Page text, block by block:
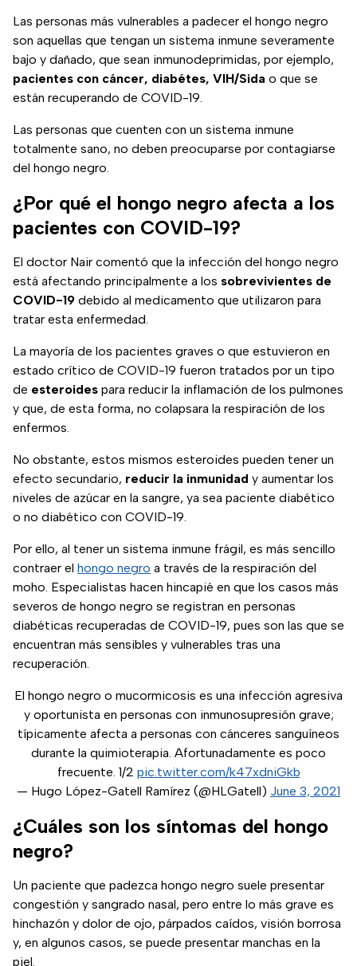
Las personas más vulnerables a padecer el hongo negro
son aquellas que tengan un sistema inmune severamente
bajo y dañado, que sean inmunodeprimidas, por ejemplo,
pacientes con cáncer, diabétes, VIH/Sida o que se
están recuperando de COVID-19.
Las personas que cuenten con un sistema inmune
totalmente sano, no deben preocuparse por contagiarse
del hongo negro.
¿Por qué el hongo negro afecta a los
pacientes con COVID-19?
El doctor Nair comentó que la infección del hongo negro
está afectando principalmente a los sobrevivientes de
COVID-19 debido al medicamento que utilizaron para
tratar esta enfermedad.
La mayoría de los pacientes graves o que estuvieron en
estado crítico de COVID-19 fueron tratados por un tipo
de esteroides para reducir la inflamación de los pulmones
y que, de esta forma, no colapsara la respiración de los
enfermos.
No obstante, estos mismos esteroides pueden tener un
efecto secundario, reducir la inmunidad y aumentar los
niveles de azúcar en la sangre, ya sea paciente diabético
o no diabético con COVID-19.
Por ello, al tener un sistema inmune frágil, es más sencillo
contraer el hongo negro a través de la respiración del
moho. Especialistas hacen hincapié en que los casos más
severos de hongo negro se registran en personas
diabéticas recuperadas de COVID-19, pues son las que se
encuentran más sensibles y vulnerables tras una
recuperación.
El hongo negro o mucormicosis es una infección agresiva
y oportunista en personas con inmunosupresión grave;
típicamente afecta a personas con cánceres sanguíneos
durante la quimioterapia. Afortunadamente es poco
frecuente. 1/2 pic.twitter.com/k47xdniGkb
— Hugo López-Gatell Ramírez (@HLGatell) June 3, 2021
¿Cuáles son los síntomas del hongo
negro?
Un paciente que padezca hongo negro suele presentar
congestión y sangrado nasal, pero entre lo más grave es
hinchazón y dolor de ojo, párpados caídos, visión borrosa
y, en algunos casos, se puede presentar manchas en la
piel.